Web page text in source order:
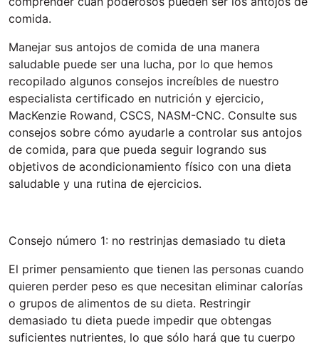
comida.
Manejar sus antojos de comida de una manera
saludable puede ser una lucha, por lo que hemos
recopilado algunos consejos increíbles de nuestro
especialista certificado en nutrición y ejercicio,
MacKenzie Rowand, CSCS, NASM-CNC. Consulte sus
consejos sobre cómo ayudarle a controlar sus antojos
de comida, para que pueda seguir logrando sus
objetivos de acondicionamiento físico con una dieta
saludable y una rutina de ejercicios.
Consejo número 1: no restrinjas demasiado tu dieta
El primer pensamiento que tienen las personas cuando
quieren perder peso es que necesitan eliminar calorías
o grupos de alimentos de su dieta. Restringir
demasiado tu dieta puede impedir que obtengas
suficientes nutrientes, lo que sólo hará que tu cuerpo